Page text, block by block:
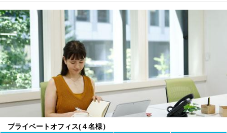
プライベートオフィス(４名様）